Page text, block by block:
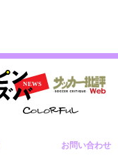
お問い合わせ